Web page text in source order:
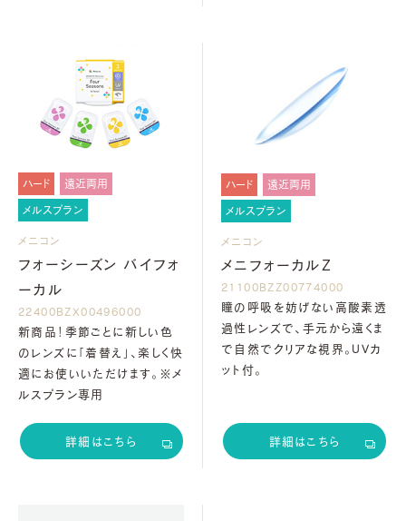
ハード 遠近両用
メルスプラン
メニコン
フォーシーズン バイフォ
ーカル
22400BZX00496000
新商品！季節ごとに新しい色
のレンズに「着替え」、楽しく快
適にお使いいただけます。※メ
ルスプラン専用
詳細はこちら
ハード 遠近両用
メルスプラン
メニコン
メニフォーカルZ
21100BZZ00774000
瞳の呼吸を妨げない高酸素透
過性レンズで、手元から遠くま
で自然でクリアな視界。ＵＶカ
ット付。
詳細はこちら